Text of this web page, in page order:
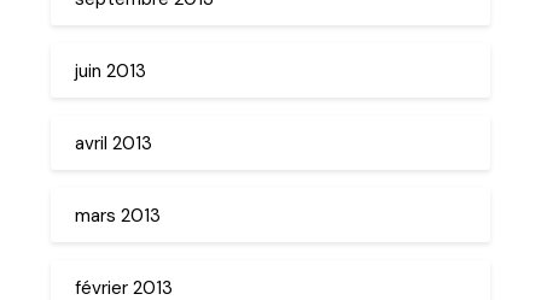
juin 2013
avril 2013
mars 2013
février 2013